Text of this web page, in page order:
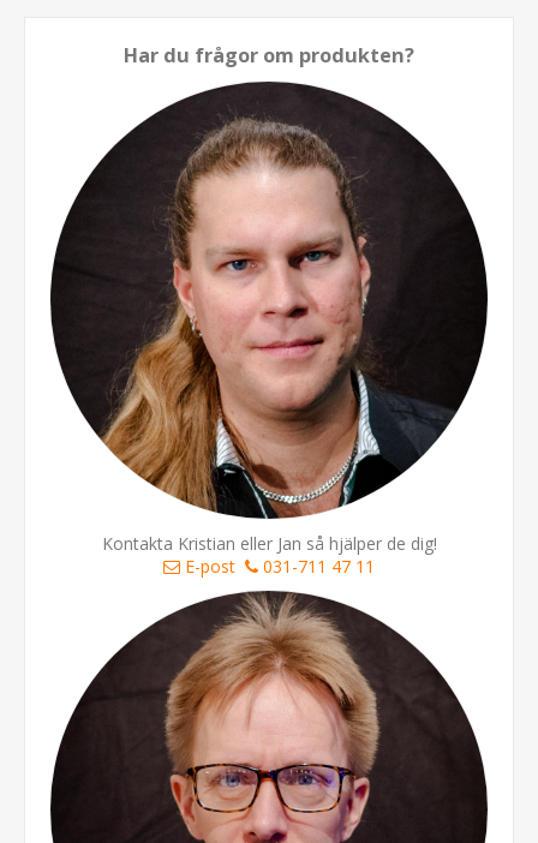
Har du frågor om produkten?
Kontakta Kristian eller Jan så hjälper de dig!
E-post
031-711 47 11